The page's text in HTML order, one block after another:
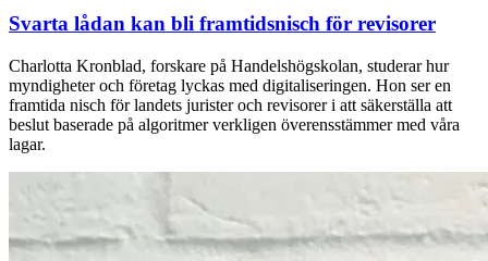
Svarta lådan kan bli framtidsnisch för revisorer
Charlotta Kronblad, forskare på Handelshögskolan, studerar hur
myndigheter och företag lyckas med digitaliseringen. Hon ser en
framtida nisch för landets jurister och revisorer i att säkerställa att
beslut baserade på algoritmer verkligen överensstämmer med våra
lagar.